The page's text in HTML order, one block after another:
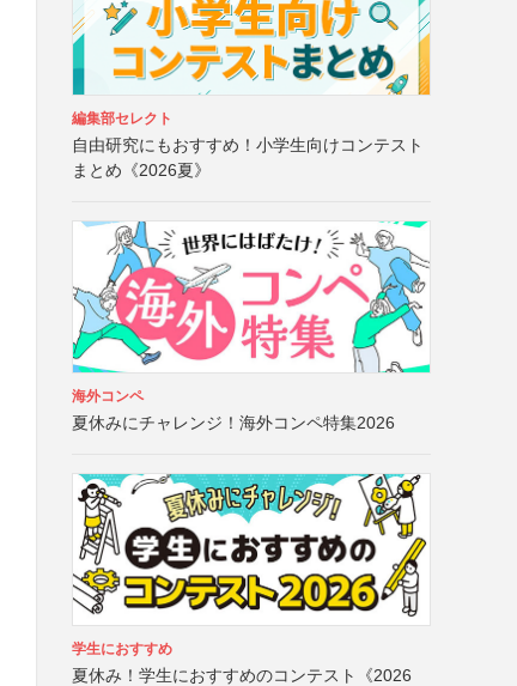
編集部セレクト
自由研究にもおすすめ！小学生向けコンテスト
まとめ《2026夏》
海外コンペ
夏休みにチャレンジ！海外コンペ特集2026
学生におすすめ
夏休み！学生におすすめのコンテスト《2026